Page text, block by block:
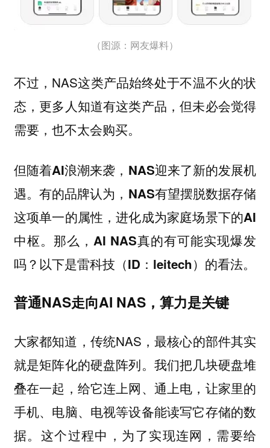
（图源：网友爆料）
不过，NAS这类产品始终处于不温不火的状
态，更多人知道有这类产品，但未必会觉得
需要，也不太会购买。
但随着AI浪潮来袭，NAS迎来了新的发展机
遇。有的品牌认为，NAS有望摆脱数据存储
这项单一的属性，进化成为家庭场景下的AI
中枢。那么，AI NAS真的有可能实现爆发
吗？以下是雷科技（ID：leitech）的看法。
普通NAS走向AI NAS，算力是关键
大家都知道，传统NAS，最核心的部件其实
就是矩阵化的硬盘阵列。我们把几块硬盘堆
叠在一起，给它连上网、通上电，让家里的
手机、电脑、电视等设备能读写它存储的数
据。这个过程中，为了实现连网，需要给